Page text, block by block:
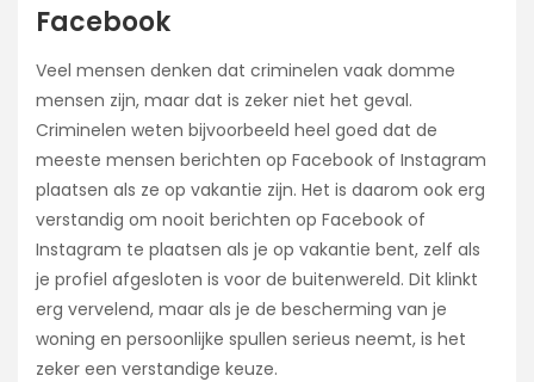
Facebook
Veel mensen denken dat criminelen vaak domme
mensen zijn, maar dat is zeker niet het geval.
Criminelen weten bijvoorbeeld heel goed dat de
meeste mensen berichten op Facebook of Instagram
plaatsen als ze op vakantie zijn. Het is daarom ook erg
verstandig om nooit berichten op Facebook of
Instagram te plaatsen als je op vakantie bent, zelf als
je profiel afgesloten is voor de buitenwereld. Dit klinkt
erg vervelend, maar als je de bescherming van je
woning en persoonlijke spullen serieus neemt, is het
zeker een verstandige keuze.